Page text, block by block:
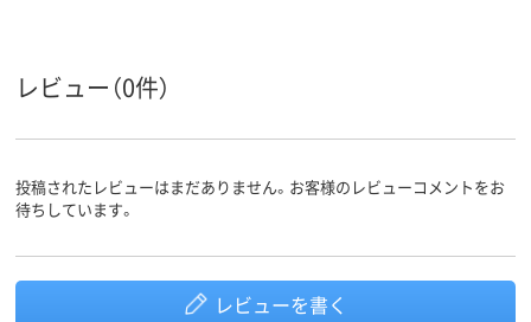
レビュー（0件）
投稿されたレビューはまだありません。お客様のレビューコメントをお
待ちしています。
レビューを書く